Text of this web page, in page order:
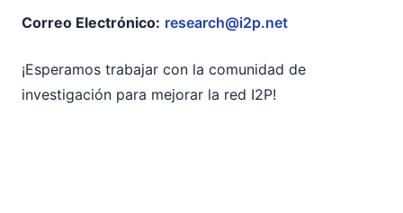
Correo Electrónico: research@i2p.net
¡Esperamos trabajar con la comunidad de
investigación para mejorar la red I2P!